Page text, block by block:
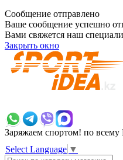
Сообщение отправлено
Ваше сообщение успешно
Вами свяжется наш
Закрыть окно
Заряжаем спортом! по всему
Select Language ▼